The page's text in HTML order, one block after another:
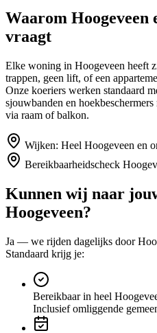
Waarom Hoogeveen
vraagt
Elke woning in Hoogeveen heeft
trappen, geen lift, of een
Onze koeriers werken standaard
sjouwbanden en
via raam of balkon.
Wijken: Heel Hoogeveen en
Bereikbaarheidscheck
Kunnen wij naar
Hoogeveen?
Ja — we rijden dagelijks door
Standaard krijg je:
Bereikbaar in heel
Inclusief omliggende